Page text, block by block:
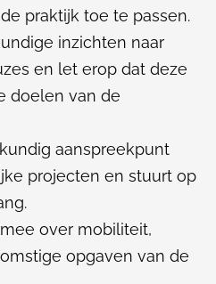
praktijk toe te passen.
inzichten naar
en let erop dat deze
doelen van de
aanspreekpunt
projecten en stuurt op
over mobiliteit,
opgaven van de